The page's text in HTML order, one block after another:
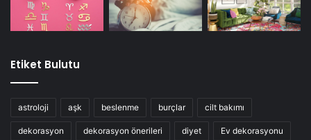
Etiket Bulutu
astroloji aşk beslenme burçlar cilt bakımı
dekorasyon dekorasyon önerileri diyet Ev dekorasyonu